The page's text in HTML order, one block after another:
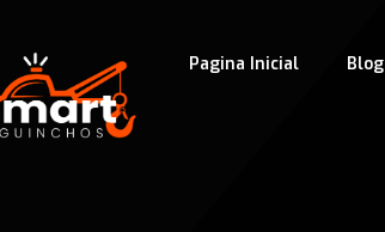
Pagina Inicial Blog